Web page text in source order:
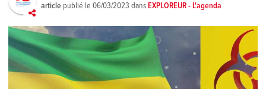
article publié le06/03/2023 dansEXPLOREUR - L'agenda